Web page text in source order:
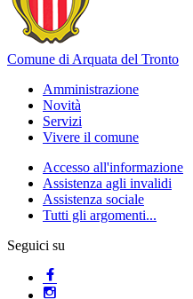
Comune di Arquata del Tronto
Amministrazione
Novità
Servizi
Vivere il comune
Accesso all'informazione
Assistenza agli invalidi
Assistenza sociale
Tutti gli argomenti...
Seguici su